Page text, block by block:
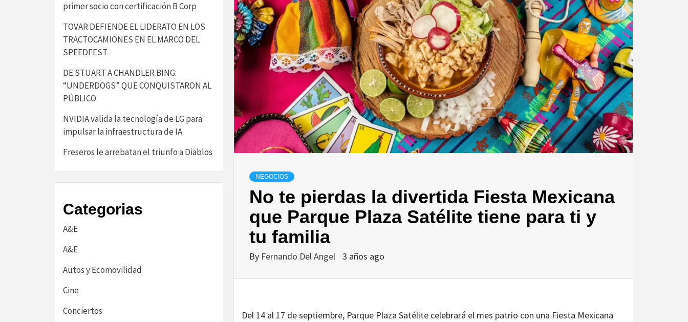
NEGOCIOS
No te pierdas la divertida Fiesta Mexicana
que Parque Plaza Satélite tiene para ti y
tu familia
By Fernando Del Angel 3 años ago
Del 14 al 17 de septiembre, Parque Plaza Satélite celebrará el mes patrio con una Fiesta Mexicana
primer socio con certificación B Corp​
TOVAR DEFIENDE EL LIDERATO EN LOS
TRACTOCAMIONES EN EL MARCO DEL
SPEEDFEST
DE STUART A CHANDLER BING:
“UNDERDOGS” QUE CONQUISTARON AL
PÚBLICO
NVIDIA valida la tecnología de LG para
impulsar la infraestructura de IA
Freseros le arrebatan el triunfo a Diablos
Categorias
A&E
A&E
Autos y Ecomovilidad
Cine
Conciertos